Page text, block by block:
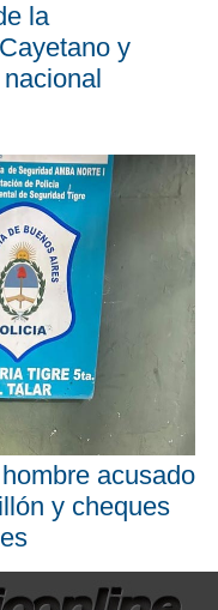
la
y
acusado
y cheques